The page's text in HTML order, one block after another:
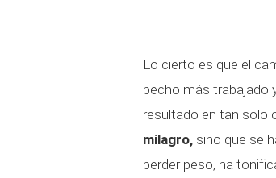
Lo cierto es que el
pecho más trabajado
resultado en tan solo
milagro, sino que se
perder peso, ha